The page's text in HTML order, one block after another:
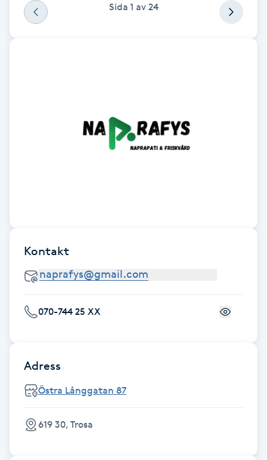
Fotmassage
Fotsvamp
Fotvård
Fransar
Sida 1 av 24
Kontakt
070-744 25 XX
Adress
Östra Långgatan 87
619 30, Trosa